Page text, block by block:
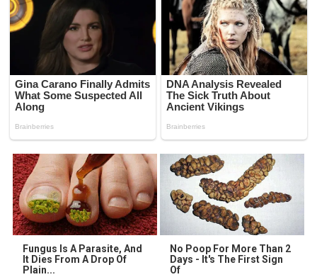
Fungus Is A Parasite, And
It Dies From A Drop Of
Plain...
No Poop For More Than 2
Days - It's The First Sign
Of